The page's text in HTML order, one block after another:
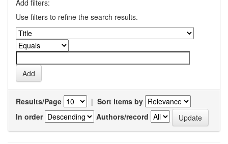
Add filters:
Use filters to refine the search results.
Results/Page | Sort items by
In order
Authors/record